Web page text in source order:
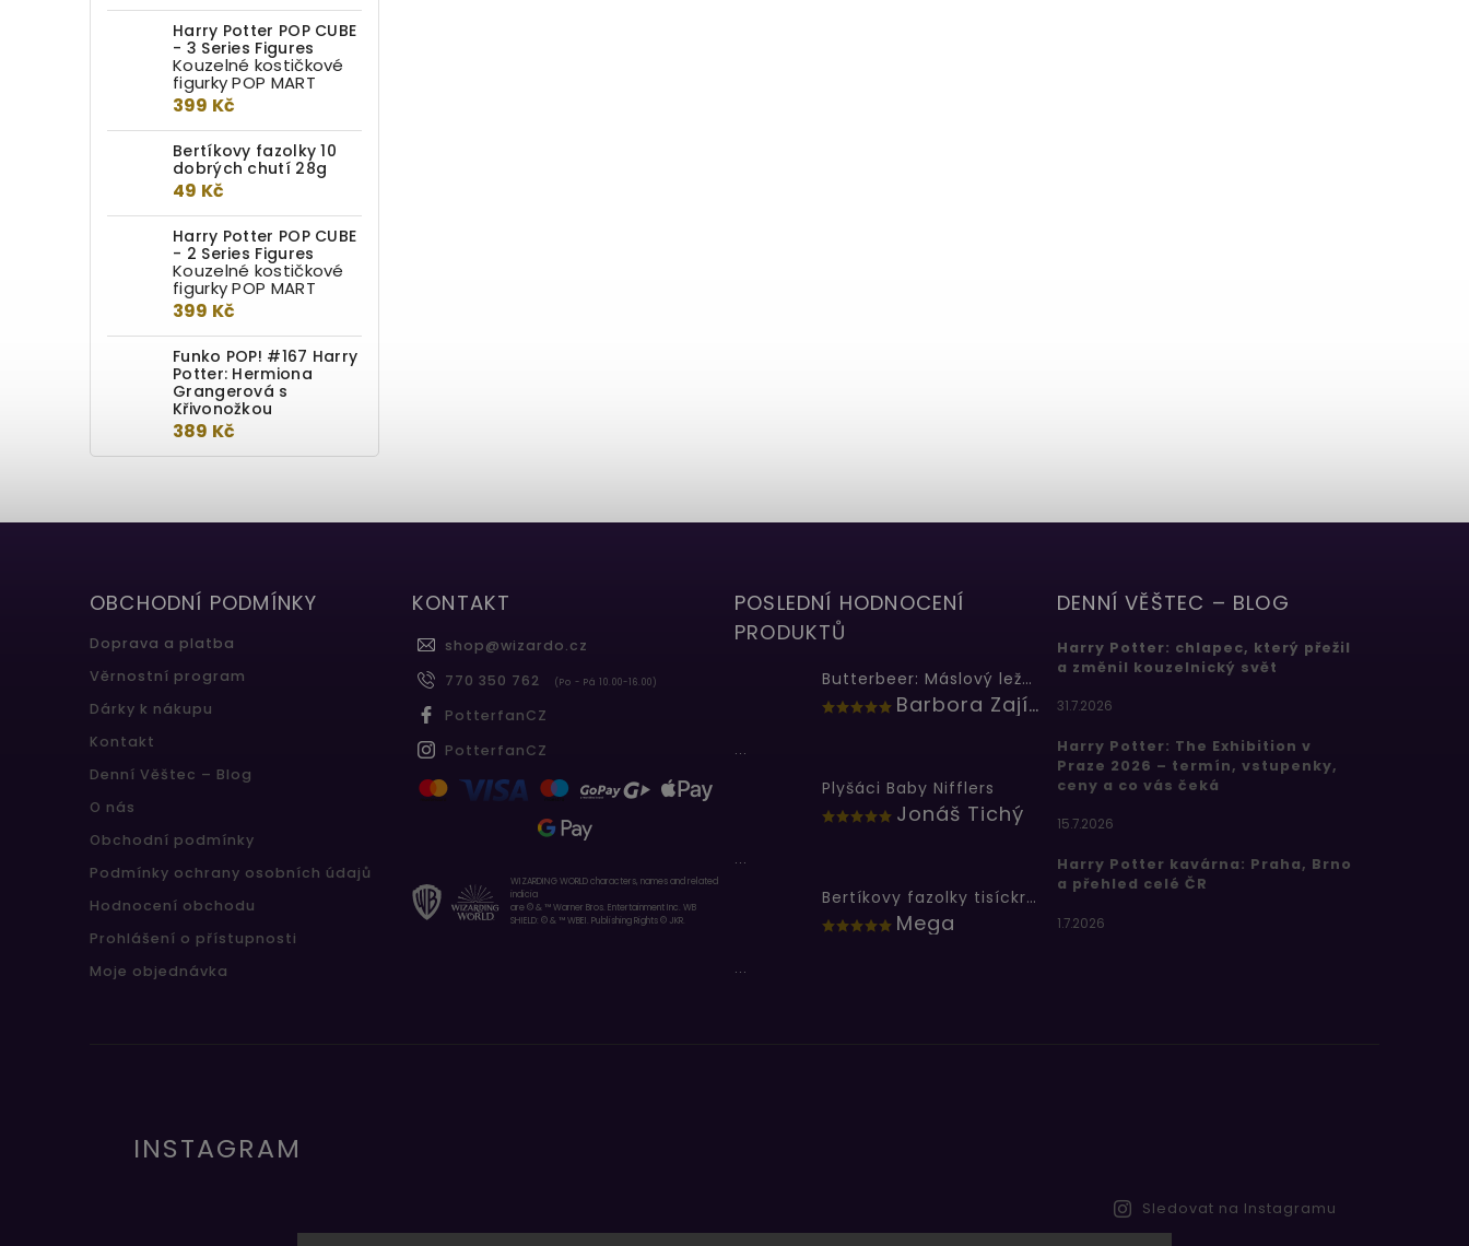
Harry Potter POP CUBE
- 3 Series Figures
Kouzelné kostičkové
figurky POP MART
399 Kč
Bertíkovy fazolky 10
dobrých chutí 28g
49 Kč
Harry Potter POP CUBE
- 2 Series Figures
Kouzelné kostičkové
figurky POP MART
399 Kč
Funko POP! #167 Harry
Potter: Hermiona
Grangerová s
Křivonožkou
389 Kč
OBCHODNÍ PODMÍNKY
Doprava a platba
Věrnostní program
Dárky k nákupu
Kontakt
Denní Věštec – Blog
O nás
Obchodní podmínky
Podmínky ochrany osobních údajů
Hodnocení obchodu
Prohlášení o přístupnosti
Moje objednávka
KONTAKT
shop@wizardo.cz
770 350 762
(Po - Pá 10.00-16.00)
PotterfanCZ
PotterfanCZ
WIZARDING WORLD characters, names and related
indicia
are © & ™ Warner Bros. Entertainment Inc. WB
SHIELD: © & ™ WBEI. Publishing Rights © JKR.
POSLEDNÍ HODNOCENÍ
PRODUKTŮ
Butterbeer: Máslový ležák
Barbora Zajícová
...
Plyšáci Baby Nifflers
Jonáš Tichý
...
Bertíkovy fazolky tisíckrát jinak
Mega
...
DENNÍ VĚŠTEC – BLOG
Harry Potter: chlapec, který přežil
a změnil kouzelnický svět
31.7.2026
Harry Potter: The Exhibition v
Praze 2026 – termín, vstupenky,
ceny a co vás čeká
15.7.2026
Harry Potter kavárna: Praha, Brno
a přehled celé ČR
1.7.2026
INSTAGRAM
Sledovat na Instagramu